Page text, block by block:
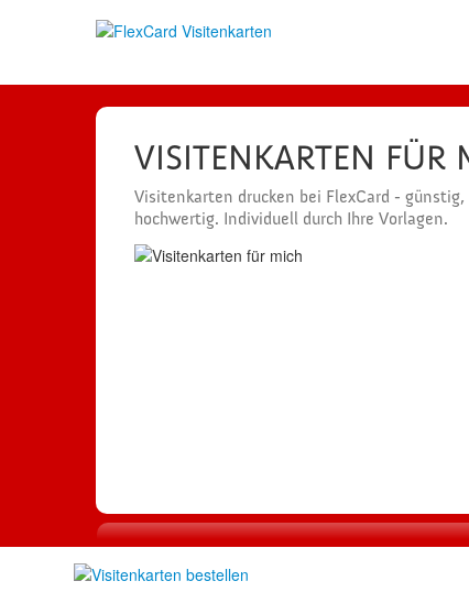
VISITENKARTEN FÜR
Visitenkarten drucken bei FlexCard - günstig,
hochwertig. Individuell durch Ihre Vorlagen.